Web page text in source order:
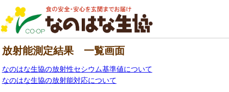
放射能測定結果 一覧画面
なのはな生協の放射性セシウム基準値について
なのはな生協の放射能対応について